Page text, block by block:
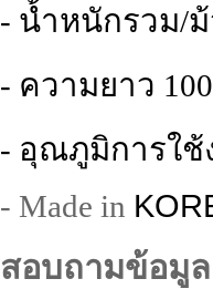
- น้ำหนักรวม/ม้
- ความยาว
- อุณภูมิการใช้
- Made in
สอบถามข้อมูล